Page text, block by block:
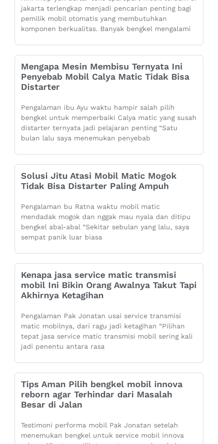
jakarta terlengkap menjadi pencarian penting bagi
pemilik mobil otomatis yang membutuhkan
komponen berkualitas. Banyak bengkel mengalami
Mengapa Mesin Membisu Ternyata Ini
Penyebab Mobil Calya Matic Tidak Bisa
Distarter
Pengalaman ibu Ayu waktu hampir salah pilih
bengkel untuk memperbaiki Calya matic yang susah
distarter ternyata jadi pelajaran penting “Satu
bulan lalu saya menemukan penyebab
Solusi Jitu Atasi Mobil Matic Mogok
Tidak Bisa Distarter Paling Ampuh
Pengalaman bu Ratna waktu mobil matic
mendadak mogok dan nggak mau nyala dan ditipu
bengkel abal-abal “Sekitar sebulan yang lalu, saya
sempat panik luar biasa
Kenapa jasa service matic transmisi
mobil Ini Bikin Orang Awalnya Takut Tapi
Akhirnya Ketagihan
Pengalaman Pak Jonatan usai service transmisi
matic mobilnya, dari ragu jadi ketagihan “Pilihan
tepat jasa service matic transmisi mobil sering kali
jadi penentu antara rasa
Tips Aman Pilih bengkel mobil innova
reborn agar Terhindar dari Masalah
Besar di Jalan
Testimoni performa mobil Pak Jonatan setelah
menemukan bengkel untuk service mobil innova